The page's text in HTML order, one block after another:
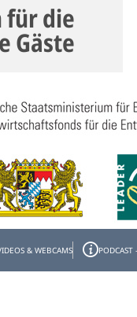
für die
Gäste
Region Tölzer
& WEBCAMS